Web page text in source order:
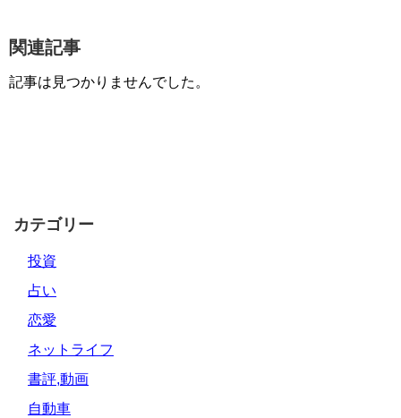
関連記事
記事は見つかりませんでした。
カテゴリー
投資
占い
恋愛
ネットライフ
書評,動画
自動車